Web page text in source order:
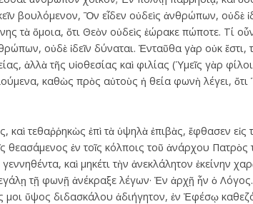
βουλόμενον, Ὃν εἶδεν οὐδεὶς ἀνθρώπων, οὐδὲ
τὰ ὅμοια, ὅτι Θεὸν οὐδεὶς ἑώρακε πώποτε. Τί
οὐδὲ ἰδεῖν δύναται. Ἐνταῦθα γὰρ οὐκ ἔστι,
ἀλλὰ τῆς υἱοθεσίας καὶ φιλίας (Ὑμεῖς γὰρ
καθὼς πρὸς αὐτοὺς ἡ θεία φωνὴ λέγει, ὅτι
καὶ τεθαῤῥηκὼς ἐπὶ τὰ ὑψηλὰ ἐπιβὰς, ἔφθασεν εἰς
θεασάμενος ἐν τοῖς κόλποις τοῦ ἀνάρχου Πατρὸς
καὶ μηκέτι τὴν ἀνεκλάλητον ἐκείνην
τῇ φωνῇ ἀνέκραξε λέγων· Ἐν ἀρχῇ ἦν ὁ
μοι ὕψος διδασκάλου ἀδιήγητον, ἐν Ἐφέσῳ